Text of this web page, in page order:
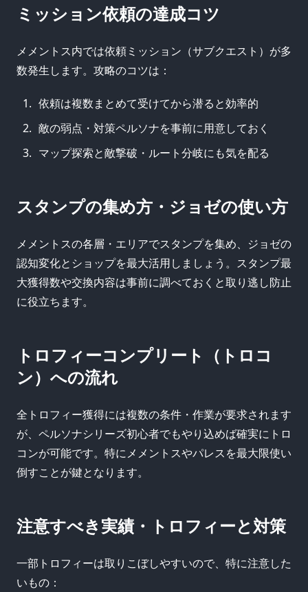
ミッション依頼の達成コツ
メメントス内では依頼ミッション（サブクエスト）が多
数発生します。攻略のコツは：
依頼は複数まとめて受けてから潜ると効率的
敵の弱点・対策ペルソナを事前に用意しておく
マップ探索と敵撃破・ルート分岐にも気を配る
スタンプの集め方・ジョゼの使い方
メメントスの各層・エリアでスタンプを集め、ジョゼの
認知変化とショップを最大活用しましょう。スタンプ最
大獲得数や交換内容は事前に調べておくと取り逃し防止
に役立ちます。
トロフィーコンプリート（トロコ
ン）への流れ
全トロフィー獲得には複数の条件・作業が要求されます
が、ペルソナシリーズ初心者でもやり込めば確実にトロ
コンが可能です。特にメメントスやパレスを最大限使い
倒すことが鍵となります。
注意すべき実績・トロフィーと対策
一部トロフィーは取りこぼしやすいので、特に注意した
いもの：